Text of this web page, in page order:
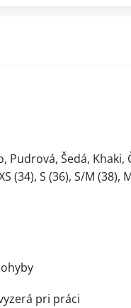
Pudrová, Šedá, Khaki,
(34), S (36), S/M (38),
pri práci